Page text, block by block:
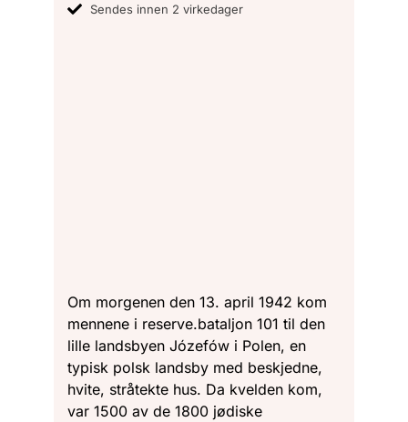
Sendes innen 2 virkedager
Om morgenen den 13. april 1942 kom
mennene i reserve.bataljon 101 til den
lille landsbyen Józefów i Polen, en
typisk polsk landsby med beskjedne,
hvite, stråtekte hus. Da kvelden kom,
var 1500 av de 1800 jødiske